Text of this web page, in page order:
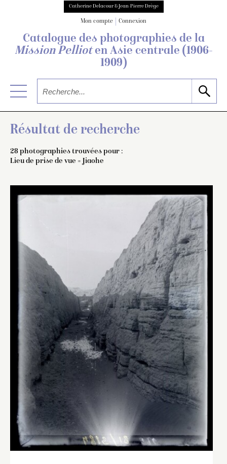
Catherine Delacour & Jean-Pierre Drège
Mon compte Connexion
Catalogue des photographies de la
Mission Pellioten Asie centrale (1906-
1909)
Résultat de recherche
28 photographies trouvées pour :
Lieu de prise de vue = Jiaohe